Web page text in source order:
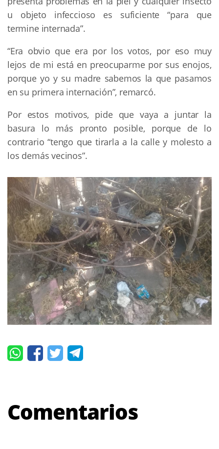
u objeto infeccioso es suficiente “para que
termine internada”.
“Era obvio que era por los votos, por eso muy
lejos de mi está en preocuparme por sus enojos,
porque yo y su madre sabemos la que pasamos
en su primera internación”, remarcó.
Por estos motivos, pide que vaya a juntar la
basura lo más pronto posible, porque de lo
contrario “tengo que tirarla a la calle y molesto a
los demás vecinos”.
Comentarios